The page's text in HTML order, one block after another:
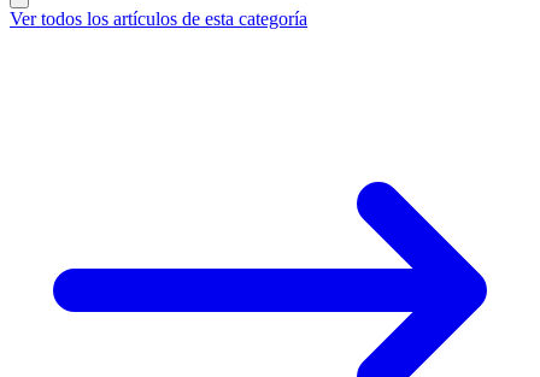
Ver todos los artículos de esta categoría